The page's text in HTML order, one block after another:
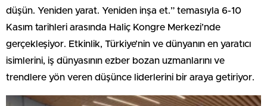
düşün. Yeniden yarat. Yeniden inşa et.” temasıyla 6-10
Kasım tarihleri arasında Haliç Kongre Merkezi’nde
gerçekleşiyor. Etkinlik, Türkiye’nin ve dünyanın en yaratıcı
isimlerini, iş dünyasının ezber bozan uzmanlarını ve
trendlere yön veren düşünce liderlerini bir araya getiriyor.